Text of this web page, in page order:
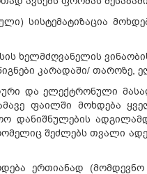
სისტემატიზაცია
ხელმძღვანელის
კარადაში/ თაროზე,
და ელექტრონული
ფაილში მოხდება
დანიშნულების
შეძლებს თვალი
ერთიანად